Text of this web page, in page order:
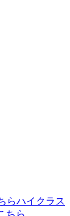
らハイクラス
ちら